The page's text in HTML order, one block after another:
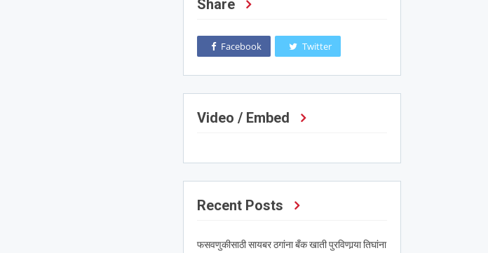
Share
Facebook Twitter
Video / Embed
Recent Posts
फसवणुकीसाठी सायबर ठगांना बँक खाती पुरविणार्‍या तिघांना